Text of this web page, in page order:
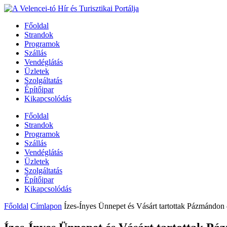
Főoldal
Strandok
Programok
Szállás
Vendéglátás
Üzletek
Szolgáltatás
Építőipar
Kikapcsolódás
Főoldal
Strandok
Programok
Szállás
Vendéglátás
Üzletek
Szolgáltatás
Építőipar
Kikapcsolódás
Főoldal Címlapon Ízes-Ínyes Ünnepet és Vásárt tartottak Pázmándon